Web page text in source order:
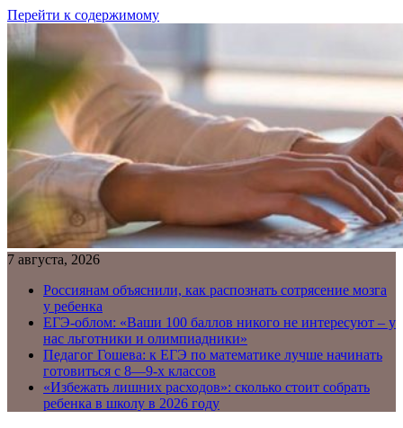
Перейти к содержимому
7 августа, 2026
Россиянам объяснили, как распознать сотрясение мозга
у ребенка
ЕГЭ-облом: «Ваши 100 баллов никого не интересуют – у
нас льготники и олимпиадники»
Педагог Гошева: к ЕГЭ по математике лучше начинать
готовиться с 8—9-х классов
«Избежать лишних расходов»: сколько стоит собрать
ребенка в школу в 2026 году